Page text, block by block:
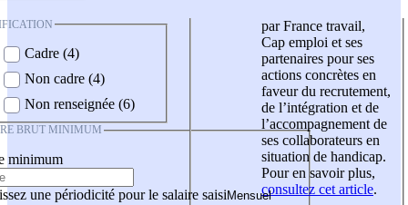
Cadre (4)
Non cadre (4)
Non renseignée (6)
BRUT MINIMUM
minimum
une périodicité pour le salaire saisi
par France travail,
Cap emploi et ses
partenaires pour ses
actions concrètes en
faveur du recrutement,
de l’intégration et de
l’accompagnement de
ses collaborateurs en
situation de handicap.
Pour en savoir plus,
consultez cet article.